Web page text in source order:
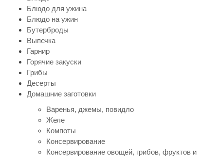
Блюдо для ужина
Блюдо на ужин
Бутерброды
Выпечка
Гарнир
Горячие закуски
Грибы
Десерты
Домашние заготовки
Варенья, джемы, повидло
Желе
Компоты
Консервирование
Консервирование овощей, грибов, фруктов и